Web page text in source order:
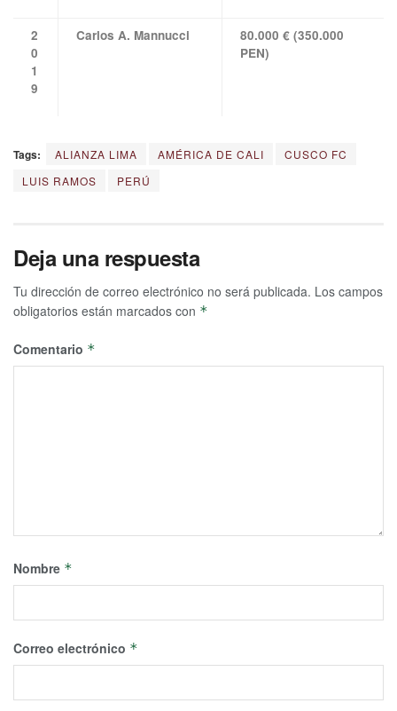
2
0
1
9
Carlos A. Mannucci
80.000 € (350.000
PEN)
Tags: ALIANZA LIMA AMÉRICA DE CALI
CUSCO FC
LUIS RAMOS
PERÚ
Deja una respuesta
Tu dirección de correo electrónico no será publicada. Los campos
obligatorios están marcados con *
Comentario *
Nombre *
Correo electrónico *